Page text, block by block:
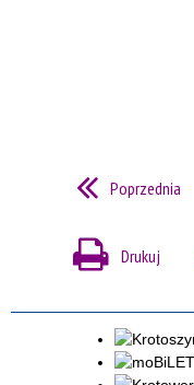
Poprzednia
Drukuj